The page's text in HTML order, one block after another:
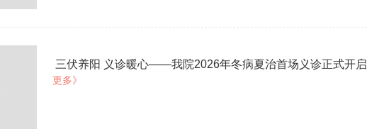
​ 三伏养阳 义诊暖心——我院2026年冬病夏治首场义诊正式开启
更多》